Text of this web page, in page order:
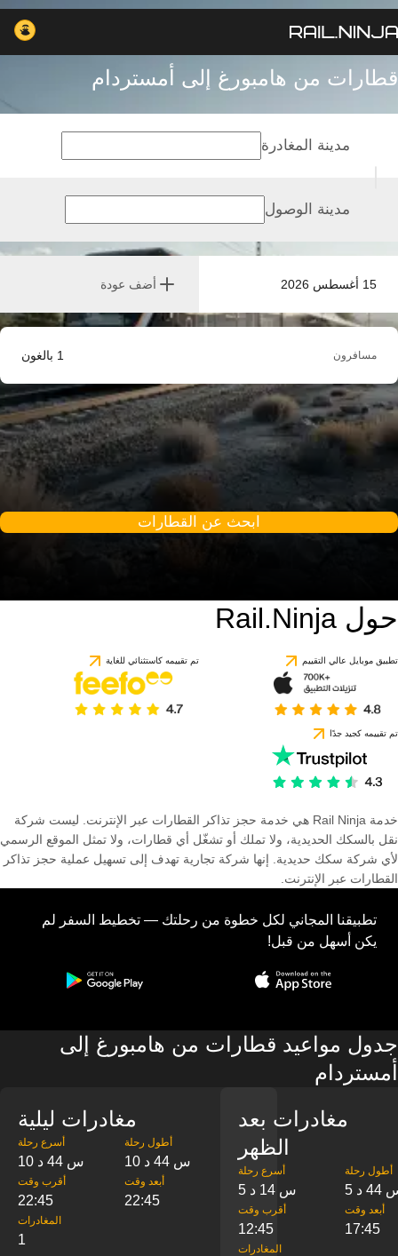
قطارات من هامبورغ إلى أمستردام
15 أغسطس 2026 أضف عودة
مدينة المغادرة
مدينة الوصول
مسافرون 1 بالغون
ابحث عن القطارات
حول Rail.Ninja
تطبيق موبايل عالي التقييم تم تقييمه كاستثنائي للغاية
تم تقييمه كجيد جدًا
خدمة Rail Ninja هي خدمة حجز تذاكر القطارات عبر الإنترنت. ليست شركة
نقل بالسكك الحديدية، ولا تملك أو تشغّل أي قطارات، ولا تمثل الموقع الرسمي
لأي شركة سكك حديدية. إنها شركة تجارية تهدف إلى تسهيل عملية حجز تذاكر
القطارات عبر الإنترنت.
تطبيقنا المجاني لكل خطوة من رحلتك — تخطيط السفر لم
يكن أسهل من قبل!
جدول مواعيد قطارات من هامبورغ إلى
أمستردام
مغادرات ليلية
‎أسرع رحلة
10 س 44 د
‎أطول رحلة
10 س 44 د
‎أقرب وقت
22:45
‎أبعد وقت
22:45
‎المغادرات
1
مغادرات بعد
الظهر
‎أسرع رحلة
5 س 14 د
‎أطول رحلة
44 د
‎أقرب وقت
12:45
‎أبعد وقت
17:45
‎المغادرات